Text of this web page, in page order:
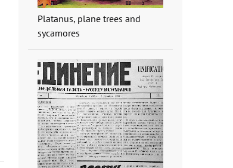
Platanus, plane trees and
sycamores